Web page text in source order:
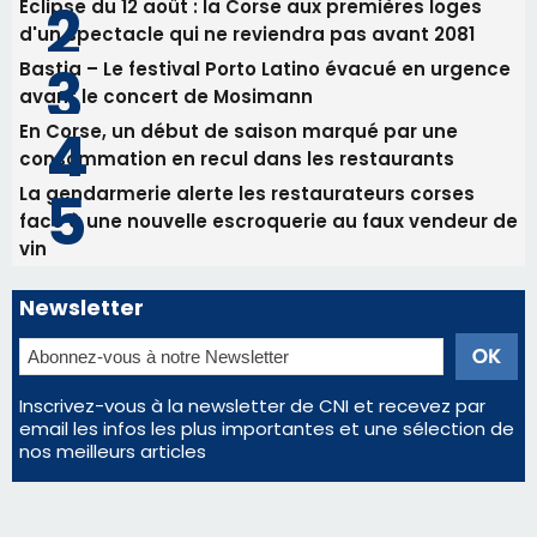
Éclipse du 12 août : la Corse aux premières loges
d'un spectacle qui ne reviendra pas avant 2081
Bastia – Le festival Porto Latino évacué en urgence
avant le concert de Mosimann
En Corse, un début de saison marqué par une
consommation en recul dans les restaurants
La gendarmerie alerte les restaurateurs corses
face à une nouvelle escroquerie au faux vendeur de
vin
Newsletter
Inscrivez-vous à la newsletter de CNI et recevez par
email les infos les plus importantes et une sélection de
nos meilleurs articles